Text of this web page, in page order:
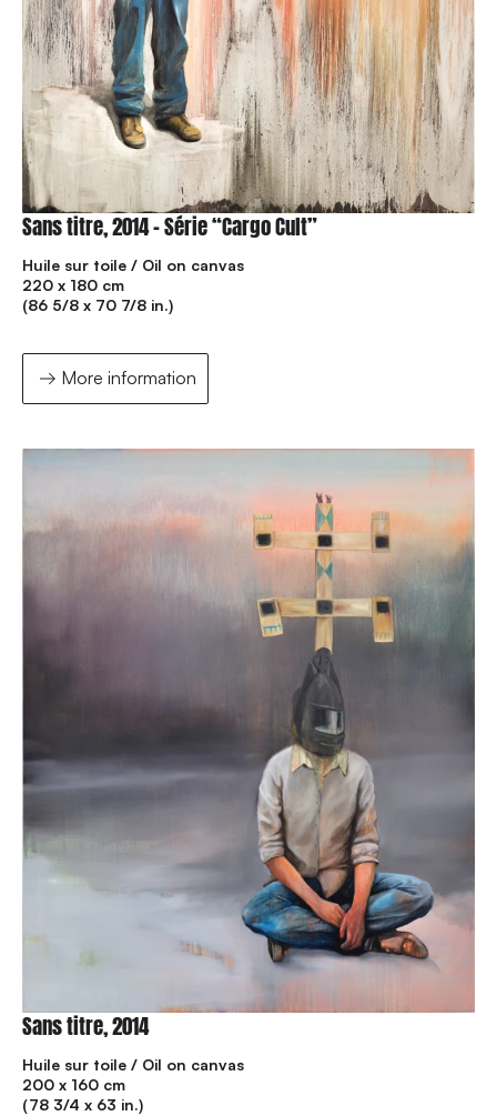
Sans titre, 2014 – Série “Cargo Cult”
Huile sur toile / Oil on canvas
220 x 180 cm
(86 5/8 x 70 7/8 in.)
More information
Sans titre, 2014
Huile sur toile / Oil on canvas
200 x 160 cm
(78 3/4 x 63 in.)